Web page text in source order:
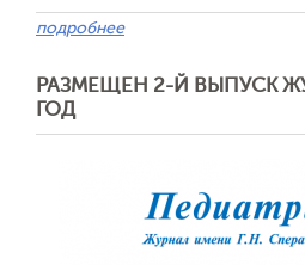
подробнее
РАЗМЕЩЕН 2-Й ВЫПУСК
ГОД